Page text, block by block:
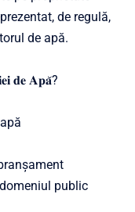
de regulă,
de apă.
𝐝𝐞 𝐀𝐩𝐚̆?
public